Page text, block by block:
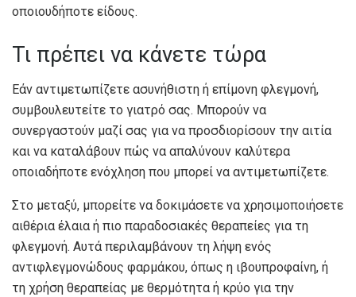
οποιουδήποτε είδους.
Τι πρέπει να κάνετε τώρα
Εάν αντιμετωπίζετε ασυνήθιστη ή επίμονη φλεγμονή,
συμβουλευτείτε το γιατρό σας. Μπορούν να
συνεργαστούν μαζί σας για να προσδιορίσουν την αιτία
και να καταλάβουν πώς να απαλύνουν καλύτερα
οποιαδήποτε ενόχληση που μπορεί να αντιμετωπίζετε.
Στο μεταξύ, μπορείτε να δοκιμάσετε να χρησιμοποιήσετε
αιθέρια έλαια ή πιο παραδοσιακές θεραπείες για τη
φλεγμονή. Αυτά περιλαμβάνουν τη λήψη ενός
αντιφλεγμονώδους φαρμάκου, όπως η ιβουπροφαίνη, ή
τη χρήση θεραπείας με θερμότητα ή κρύο για την